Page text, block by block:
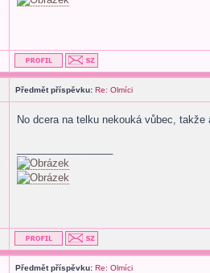
Předmět příspěvku: Re: Olmíci
No dcera na telku nekouká vůbec,
Předmět příspěvku: Re: Olmíci